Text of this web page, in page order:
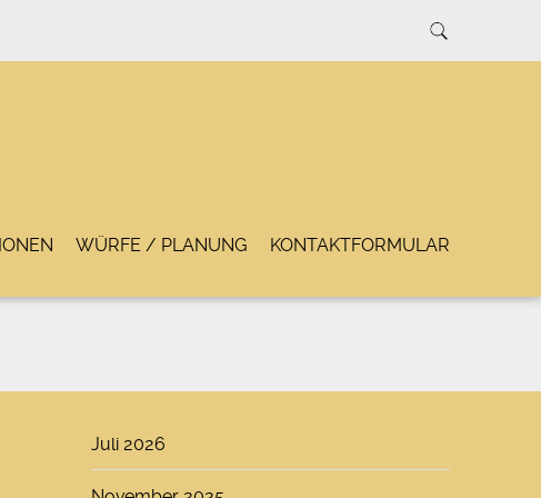
WÜRFE / PLANUNG KONTAKTFORMULAR
Juli 2026